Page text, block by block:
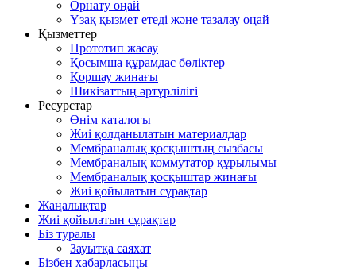
Орнату оңай
Ұзақ қызмет етеді және тазалау оңай
Қызметтер
Прототип жасау
Қосымша құрамдас бөліктер
Қоршау жинағы
Шикізаттың әртүрлілігі
Ресурстар
Өнім каталогы
Жиі қолданылатын материалдар
Мембраналық қосқыштың сызбасы
Мембраналық коммутатор құрылымы
Мембраналық қосқыштар жинағы
Жиі қойылатын сұрақтар
Жаңалықтар
Жиі қойылатын сұрақтар
Біз туралы
Зауытқа саяхат
Бізбен хабарласыңы